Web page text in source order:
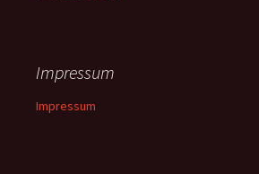
Impressum
Impressum